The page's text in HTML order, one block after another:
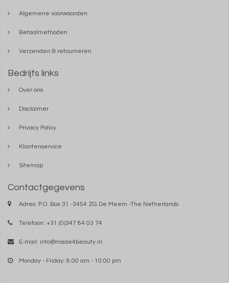
Algemene voorwaarden
Betaalmethoden
Verzenden & retourneren
Bedrijfs links
Over ons
Disclaimer
Privacy Policy
Klantenservice
Sitemap
Contactgegevens
Adres: P.O. Box 31 -3454 ZG De Meern -The Netherlands
Telefoon: +31 (0)347 84 03 74
E-mail: info@made4beauty.nl
Monday - Friday: 8:00 am - 10:00 pm